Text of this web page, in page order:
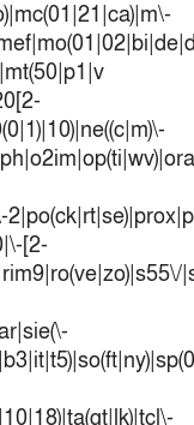
[2-